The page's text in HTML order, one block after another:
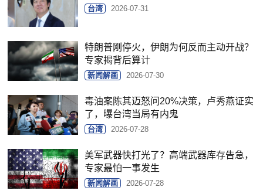
台湾 2026-07-31
特朗普刚停火，伊朗为何反而主动开战？
专家揭背后算计
新闻解画 2026-07-30
毒油案陈其迈怒问20%决策，卢秀燕证实
了，曝台湾当局有内鬼
台湾 2026-07-28
美军武器快打光了？高端武器库存告急，
专家最怕一事发生
新闻解画 2026-07-28